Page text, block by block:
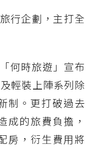
行企劃，主打全
何時旅遊」宣布
輕裝上陣系列除
制。更打破過去
成的旅費負擔，
房，衍生費用將